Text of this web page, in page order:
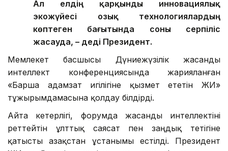
Ал елдің қарқынды инновациялық
экожүйесі озық технологиялардың
көптеген бағытында соны серпіліс
жасауда, – деді Президент.
Мемлекет басшысы Дүниежүзілік жасанды
интеллект конференциясында жарияланған
«Барша адамзат игілігіне қызмет ететін ЖИ»
тұжырымдамасына қолдау білдірді.
Айта кетерлігі, форумда жасанды интеллектіні
реттейтін ұлттық саясат пен заңдық тетігіне
қатысты Қазақстан ұстанымы естілді. Президент